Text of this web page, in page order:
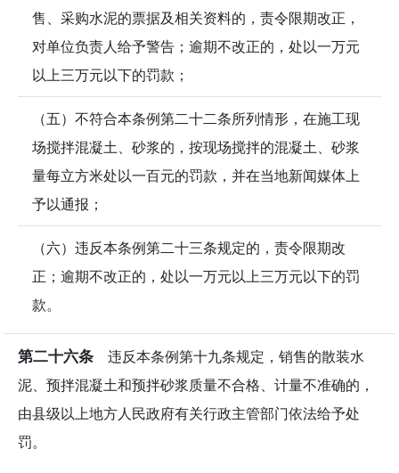
售、采购水泥的票据及相关资料的，责令限期改正，
对单位负责人给予警告；逾期不改正的，处以一万元
以上三万元以下的罚款；
（五）不符合本条例第二十二条所列情形，在施工现
场搅拌混凝土、砂浆的，按现场搅拌的混凝土、砂浆
量每立方米处以一百元的罚款，并在当地新闻媒体上
予以通报；
（六）违反本条例第二十三条规定的，责令限期改
正；逾期不改正的，处以一万元以上三万元以下的罚
款。
第二十六条 违反本条例第十九条规定，销售的散装水
泥、预拌混凝土和预拌砂浆质量不合格、计量不准确的，
由县级以上地方人民政府有关行政主管部门依法给予处
罚。